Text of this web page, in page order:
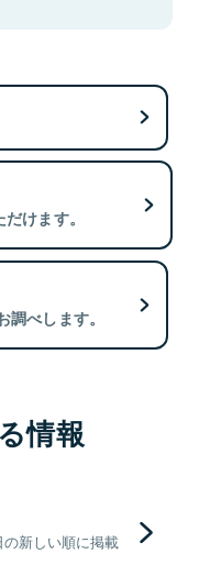
けます。
べします。
情報
新しい順に掲載